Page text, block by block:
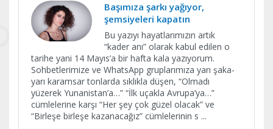
Başımıza şarkı yağıyor,
şemsiyeleri kapatın
Bu yazıyı hayatlarımızın artık
“kader anı” olarak kabul edilen o
tarihe yani 14 Mayıs’a bir hafta kala yazıyorum.
Sohbetlerimize ve WhatsApp gruplarımıza yarı şaka-
yarı karamsar tonlarda sıklıkla düşen, “Olmadı
yüzerek Yunanistan’a…” “İlk uçakla Avrupa’ya…”
cümlelerine karşı “Her şey çok güzel olacak” ve
“Birleşe birleşe kazanacağız” cümlelerinin s ...